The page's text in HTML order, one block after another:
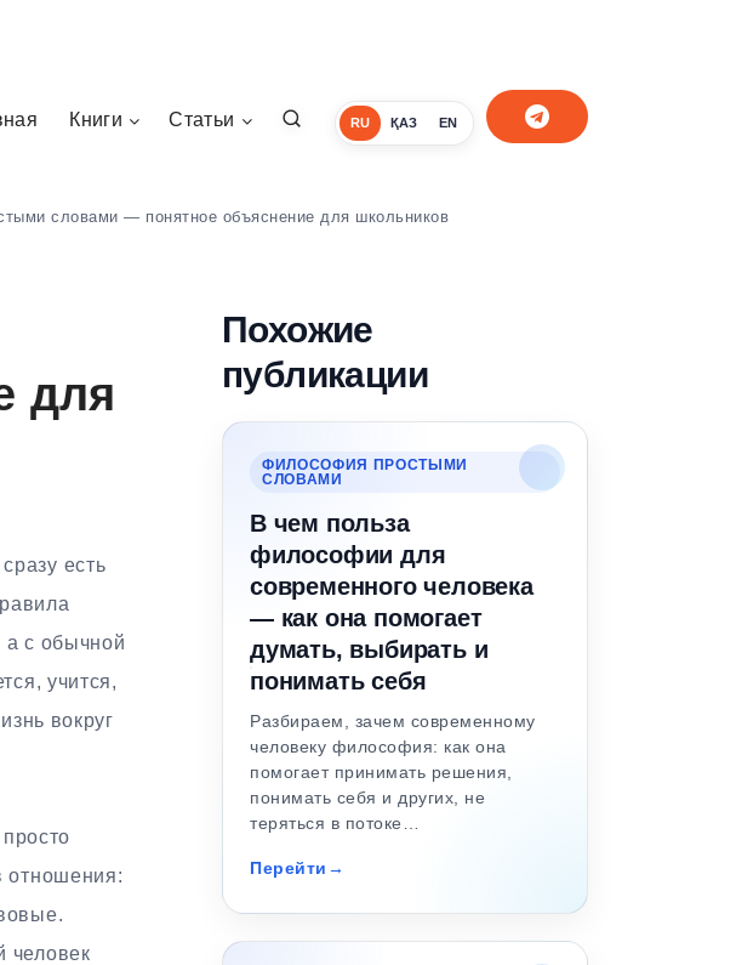
RU ҚАЗ EN
Книги Статьи
словами — понятное объяснение для школьников
для
есть
а с обычной
учится,
вокруг
отношения:
человек
Похожие
публикации
ФИЛОСОФИЯ ПРОСТЫМИ
СЛОВАМИ
В чем польза
философии для
современного человека
— как она помогает
думать, выбирать и
понимать себя
Разбираем, зачем современному
человеку философия: как она
помогает принимать решения,
понимать себя и других, не
теряться в потоке…
Перейти